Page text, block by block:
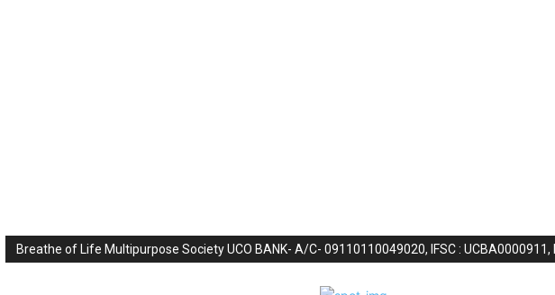
Breathe of Life Multipurpose Society UCO BANK- A/C- 09110110049020, IFSC : UCBA0000911,